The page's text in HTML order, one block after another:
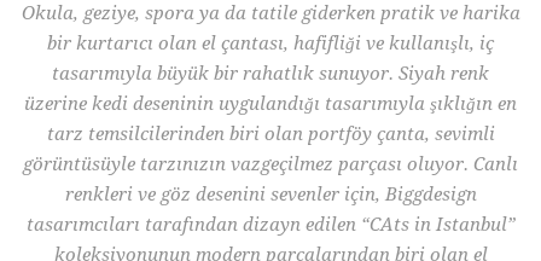
Okula, geziye, spora ya da tatile giderken pratik ve harika
bir kurtarıcı olan el çantası, hafifliği ve kullanışlı, iç
tasarımıyla büyük bir rahatlık sunuyor. Siyah renk
üzerine kedi deseninin uygulandığı tasarımıyla şıklığın en
tarz temsilcilerinden biri olan portföy çanta, sevimli
görüntüsüyle tarzınızın vazgeçilmez parçası oluyor. Canlı
renkleri ve göz desenini sevenler için, Biggdesign
tasarımcıları tarafından dizayn edilen “CAts in Istanbul”
koleksiyonunun modern parçalarından biri olan el